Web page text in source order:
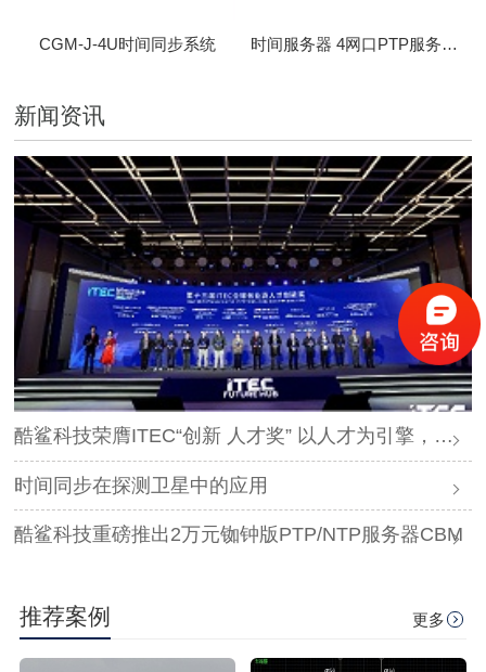
CGM-J-4U时间同步系统 时间服务器 4网口PTP服务器 CBM-D-40
新闻资讯
酷鲨科技荣膺ITEC“创新 人才奖” 以人才为引擎，时空为基石，驱动智能未来
时间同步在探测卫星中的应用
酷鲨科技重磅推出2万元铷钟版PTP/NTP服务器CBM
推荐案例 更多